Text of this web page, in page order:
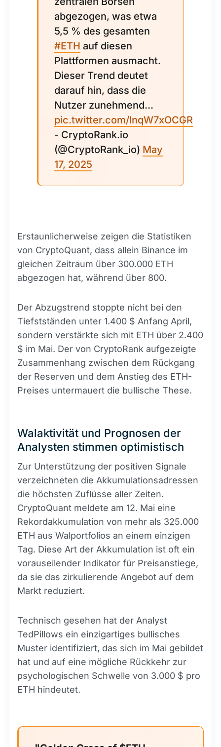
abgezogen, was etwa
5,5 % des gesamten
#ETH auf diesen
Plattformen ausmacht.
Dieser Trend deutet
darauf hin, dass die
Nutzer zunehmend...
pic.twitter.com/lnqW7xOCGR
- CryptoRank.io
(@CryptoRank_io) May
17, 2025
Erstaunlicherweise zeigen die Statistiken
von CryptoQuant, dass allein Binance im
gleichen Zeitraum über 300.000 ETH
abgezogen hat, während über 800.
Der Abzugstrend stoppte nicht bei den
Tiefstständen unter 1.400 $ Anfang April,
sondern verstärkte sich mit ETH über 2.400
$ im Mai. Der von CryptoRank aufgezeigte
Zusammenhang zwischen dem Rückgang
der Reserven und dem Anstieg des ETH-
Preises untermauert die bullische These.
Walaktivität und Prognosen der
Analysten stimmen optimistisch
Zur Unterstützung der positiven Signale
verzeichneten die Akkumulationsadressen
die höchsten Zuflüsse aller Zeiten.
CryptoQuant meldete am 12. Mai eine
Rekordakkumulation von mehr als 325.000
ETH aus Walportfolios an einem einzigen
Tag. Diese Art der Akkumulation ist oft ein
vorauseilender Indikator für Preisanstiege,
da sie das zirkulierende Angebot auf dem
Markt reduziert.
Technisch gesehen hat der Analyst
TedPillows ein einzigartiges bullisches
Muster identifiziert, das sich im Mai gebildet
hat und auf eine mögliche Rückkehr zur
psychologischen Schwelle von 3.000 $ pro
ETH hindeutet.